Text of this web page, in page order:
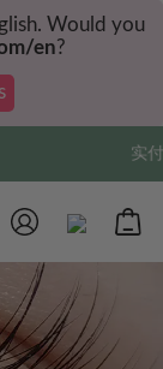
Would you
en?
全球包邮，新人权